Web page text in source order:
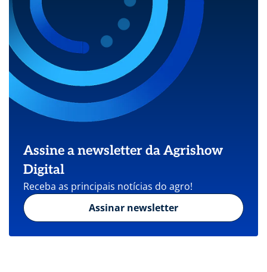
Assine a newsletter da Agrishow
Digital
Receba as principais notícias do agro!
Assinar newsletter